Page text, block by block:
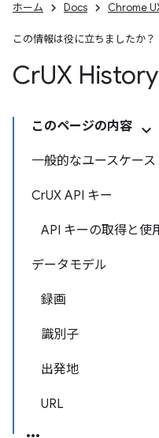
ホーム Docs Chrome
この情報は役に立ちましたか？
CrUX
このページの内容
一般的なユースケース
CrUX API キー
API キーの取得と使
データモデル
録画
識別子
出発地
URL